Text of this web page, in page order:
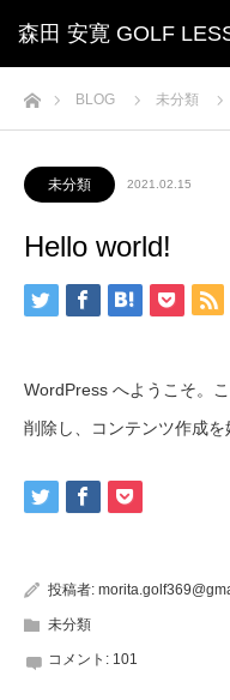
森田 安寛 GOLF
ホームBLOG 未分類
未分類 2021.02.15
Hello world!
WordPress へようこそ。
削除し、コンテンツ作成を
投稿者:
未分類
コメント: 101